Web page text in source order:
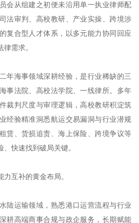
会从组建之初便未沿用单一执业律师配
法审判、高校教研、产业实操、跨境涉
复合型人才体系，以多元能力协同回应
需求。
年海事领域深耕经验，是行业稀缺的三
事法院、高校法学院、一线律所。多年
裁判尺度与审理逻辑，高校教研积淀筑
经验精准洞悉航运交易漏洞与行业潜规
赁、货损追责、海上保险、跨境争议等
快速找到破局关键。
互补的黄金布局。
陆运输领域，熟悉港口运营流程与行业
深耕高端商事合规与政企服务，长期赋能